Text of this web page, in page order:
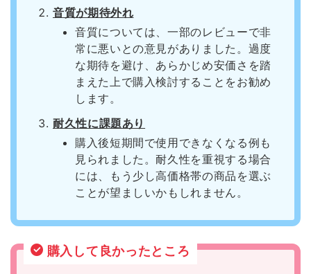
音質が期待外れ
音質については、一部のレビューで非
常に悪いとの意見がありました。過度
な期待を避け、あらかじめ安価さを踏
まえた上で購入検討することをお勧め
します。
耐久性に課題あり
購入後短期間で使用できなくなる例も
見られました。耐久性を重視する場合
には、もう少し高価格帯の商品を選ぶ
ことが望ましいかもしれません。
購入して良かったところ